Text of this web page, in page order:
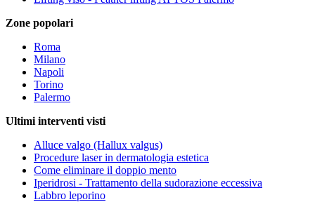
Zone popolari
Roma
Milano
Napoli
Torino
Palermo
Ultimi interventi visti
Alluce valgo (Hallux valgus)
Procedure laser in dermatologia estetica
Come eliminare il doppio mento
Iperidrosi - Trattamento della sudorazione eccessiva
Labbro leporino